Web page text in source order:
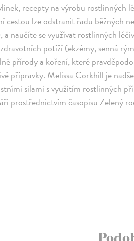
recepty na výrobu rostlinných
cestou lze odstranit řadu běžných
naučíte se využívat rostlinných
potíží (ekzémy, senná
přírody a koření, které
přípravky. Melissa Corkhill je
silami s využitím rostlinných
prostřednictvím časopisu Zelený